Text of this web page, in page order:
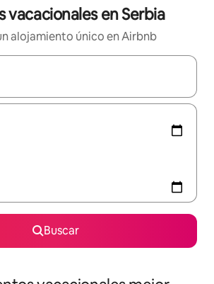
vacacionales en Serbia
alojamiento único en Airbnb
estén disponibles, podrás navegar
Buscar